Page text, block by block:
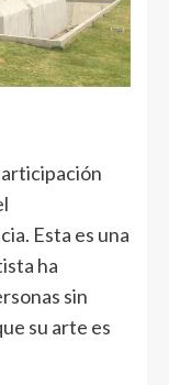
Esta es una
ha
sin
su arte es